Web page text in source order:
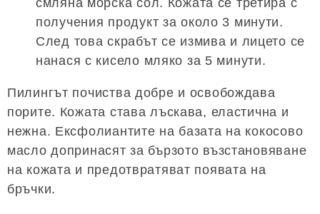
получения продукт за около 3 минути.
След това скрабът се измива и лицето се
нанася с кисело мляко за 5 минути.
Пилингът почиства добре и освобождава
порите. Кожата става лъскава, еластична и
нежна. Ексфолиантите на базата на кокосово
масло допринасят за бързото възстановяване
на кожата и предотвратяват появата на
бръчки.